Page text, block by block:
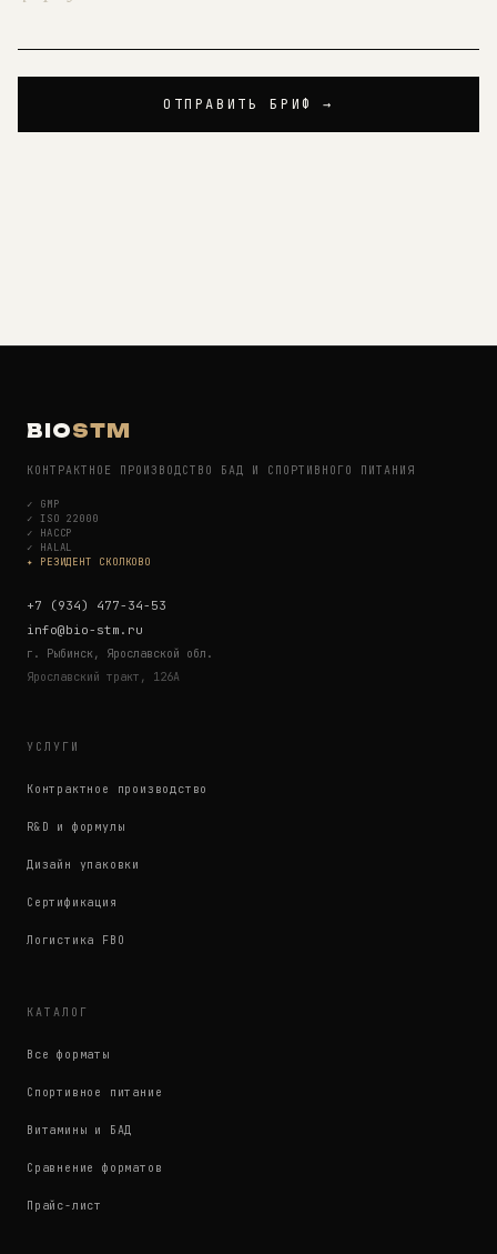
ОТПРАВИТЬ БРИФ →
BIOSTM
КОНТРАКТНОЕ ПРОИЗВОДСТВО БАД И СПОРТИВНОГО ПИТАНИЯ
✓ GMP
✓ ISO 22000
✓ HACCP
✓ HALAL
✦ РЕЗИДЕНТ СКОЛКОВО
+7 (934) 477-34-53
info@bio-stm.ru
г. Рыбинск, Ярославской обл.
Ярославский тракт, 126А
УСЛУГИ
Контрактное производство
R&D и формулы
Дизайн упаковки
Сертификация
Логистика FBO
КАТАЛОГ
Все форматы
Спортивное питание
Витамины и БАД
Сравнение форматов
Прайс-лист